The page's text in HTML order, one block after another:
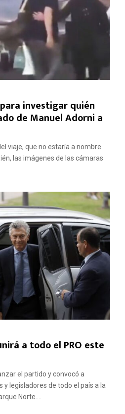
investigar quién
de Manuel Adorni a
viaje, que no estaría a nombre
las imágenes de las cámaras
a todo el PRO este
el partido y convocó a
legisladores de todo el país a la
Norte....